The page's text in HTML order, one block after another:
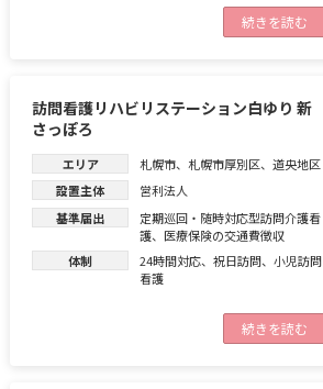
続きを読む
訪問看護リハビリステーション白ゆり 新
さっぽろ
エリア 札幌市、札幌市厚別区、道央地区
設置主体
営利法人
基準届出
定期巡回・随時対応型訪問介護看
護、 医療保険の交通費徴収
体制
24時間対応、祝日訪問、小児訪問
看護
続きを読む